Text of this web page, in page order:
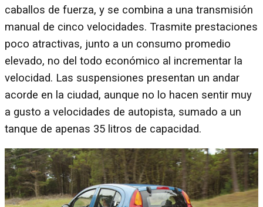
caballos de fuerza, y se combina a una transmisión
manual de cinco velocidades. Trasmite prestaciones
poco atractivas, junto a un consumo promedio
elevado, no del todo económico al incrementar la
velocidad. Las suspensiones presentan un andar
acorde en la ciudad, aunque no lo hacen sentir muy
a gusto a velocidades de autopista, sumado a un
tanque de apenas 35 litros de capacidad.